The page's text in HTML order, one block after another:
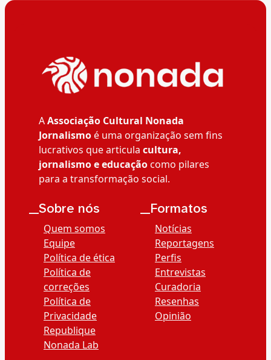
AAssociação Cultural Nonada
Jornalismoé uma organização sem fins
lucrativos que articula cultura,
jornalismo e educaçãocomo pilares
para a transformação social.
__Sobre nós
Quem somos
Equipe
Política de ética
Política de
correções
Política de
Privacidade
Republique
Nonada Lab
__Formatos
Notícias
Reportagens
Perfis
Entrevistas
Curadoria
Resenhas
Opinião